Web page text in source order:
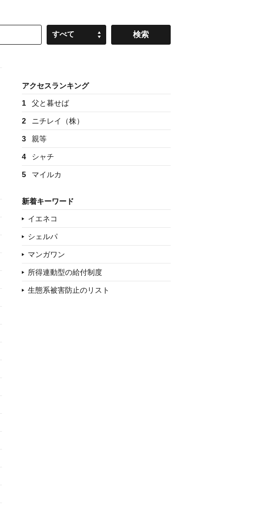
すべて
アクセスランキング
1 父と暮せば
2 ニチレイ（株）
3 親等
4 シャチ
5 マイルカ
新着キーワード
イエネコ
シェルパ
マンガワン
所得連動型の給付制度
生態系被害防止のリスト